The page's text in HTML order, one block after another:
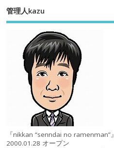
管理人kazu
『nikkan “senndai no ramenman”』
2000.01.28 オープン